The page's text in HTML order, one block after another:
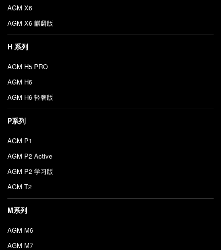
AGM X6
AGM X6 麒麟版
H 系列
AGM H5 PRO
AGM H6
AGM H6 轻奢版
P系列
AGM P1
AGM P2 Active
AGM P2 学习版
AGM T2
M系列
AGM M6
AGM M7